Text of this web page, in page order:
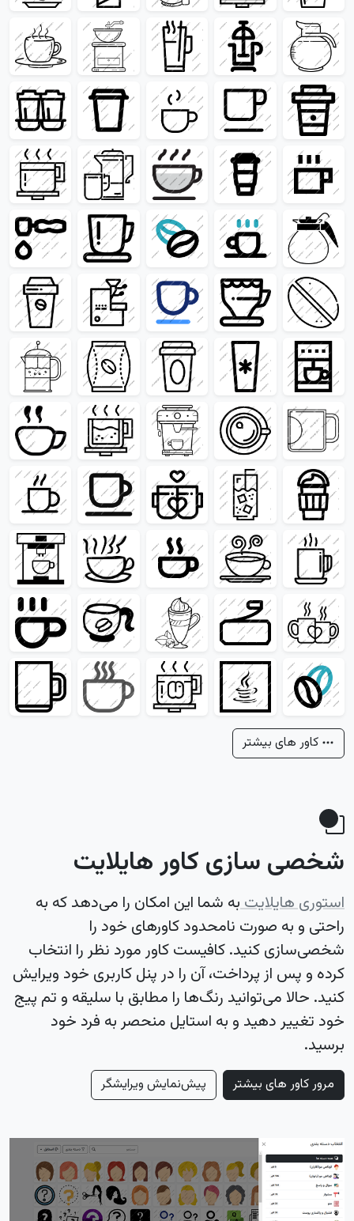
کاور های بیشتر
شخصی سازی کاور هایلایت
استوری هایلایتبه شما این امکان را می‌دهد که به
راحتی و به صورت نامحدود کاورهای خود را
شخصی‌سازی کنید. کافیست کاور مورد نظر را انتخاب
کرده و پس از پرداخت، آن را در پنل کاربری خود ویرایش
کنید. حالا می‌توانید رنگ‌ها را مطابق با سلیقه و تم پیج
خود تغییر دهید و به استایل منحصر به فرد خود
برسید.
مرور کاور های بیشتر پیش‌نمایش ویرایشگر